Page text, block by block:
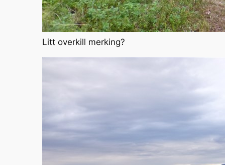
Litt overkill merking?